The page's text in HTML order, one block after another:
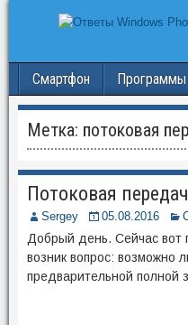
Смартфон Программы
Метка: потоковая
Потоковая
Sergey 05.08.2016
Добрый день. Сейчас вот
возник вопрос: возможно
предварительной полной